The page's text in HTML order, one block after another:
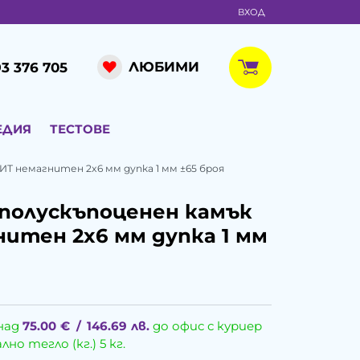
ВХОД
376 705 ЛЮБИМИ
ТЕСТОВЕ
немагнитен 2x6 мм дупка 1 мм ±65 броя
камък
2x6 мм дупка 1 мм
75.00 € / 146.69 лв. до офис с куриер
тегло (кг.) 5 кг.